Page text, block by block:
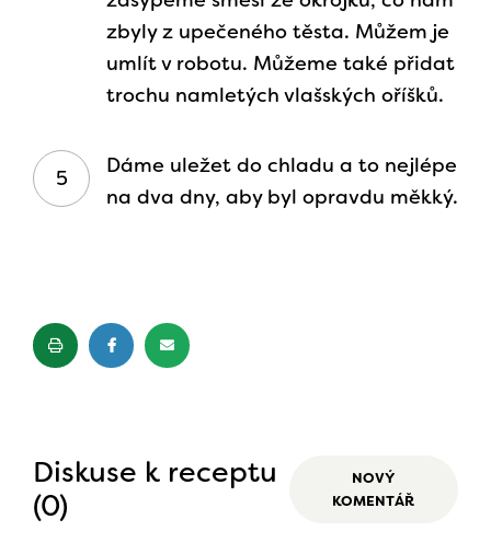
zbyly z upečeného těsta. Můžem je
umlít v robotu. Můžeme také přidat
trochu namletých vlašských oříšků.
Dáme uležet do chladu a to nejlépe
na dva dny, aby byl opravdu měkký.
Diskuse k receptu
(0)
NOVÝ
KOMENTÁŘ